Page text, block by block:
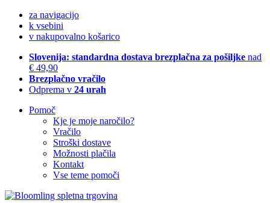
za navigacijo
k vsebini
v nakupovalno košarico
Slovenija: standardna dostava brezplačna za pošiljke nad
€ 49,90
Brezplačno vračilo
Odprema v 24 urah
Pomoč
Kje je moje naročilo?
Vračilo
Stroški dostave
Možnosti plačila
Kontakt
Vse teme pomoči